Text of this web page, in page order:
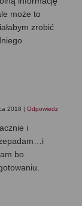
może to
zrobić
2018 | Odpowiedz
i
bo